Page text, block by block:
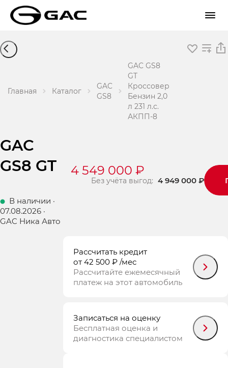
Главная Каталог
GAC
GS8
GAC GS8
GT
Кроссовер
Бензин 2,0
л 231 л.с.
АКПП-8
GAC
GS8 GT
В наличии ·
07.08.2026 ·
GAC Ника Авто
4 549 000 ₽
Без учёта выгод: 4 949 000 ₽
Рассчитать кредит
от 42 500 ₽ /мес
Рассчитайте ежемесячный
платеж на этот автомобиль
Записаться на оценку
Бесплатная оценка и
диагностика специалистом